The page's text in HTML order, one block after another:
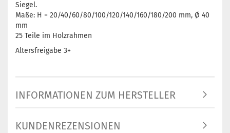
Siegel.
Maße: H = 20/40/60/80/100/120/140/160/180/200 mm, Ø 40
mm
25 Teile im Holzrahmen
Altersfreigabe 3+
INFORMATIONEN ZUM HERSTELLER
KUNDENREZENSIONEN